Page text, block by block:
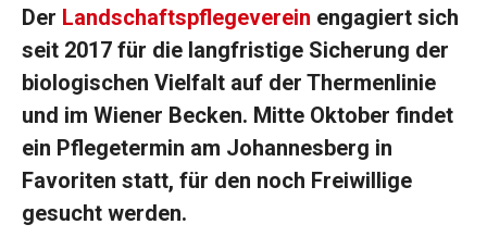
Der Landschaftspflegeverein engagiert sich
seit 2017 für die langfristige Sicherung der
biologischen Vielfalt auf der Thermenlinie
und im Wiener Becken. Mitte Oktober findet
ein Pflegetermin am Johannesberg in
Favoriten statt, für den noch Freiwillige
gesucht werden.